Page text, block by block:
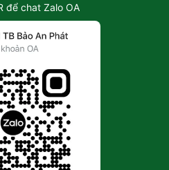
để chat Zalo OA